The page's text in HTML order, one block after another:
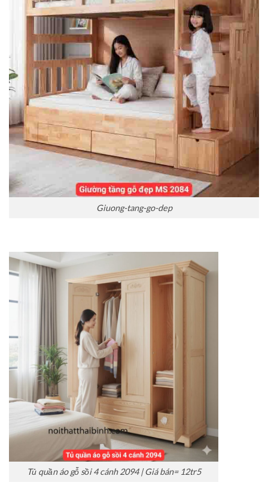
Giuong-tang-go-dep
Tủ quần áo gỗ sồi 4 cánh 2094 | Giá bán= 12tr5